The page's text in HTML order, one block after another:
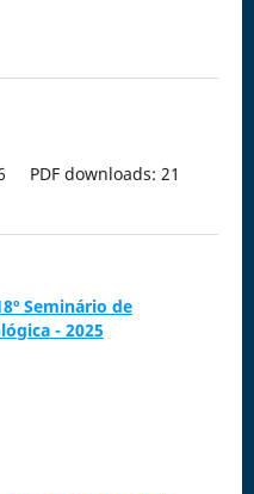
PDF downloads: 21
Seminário de
- 2025